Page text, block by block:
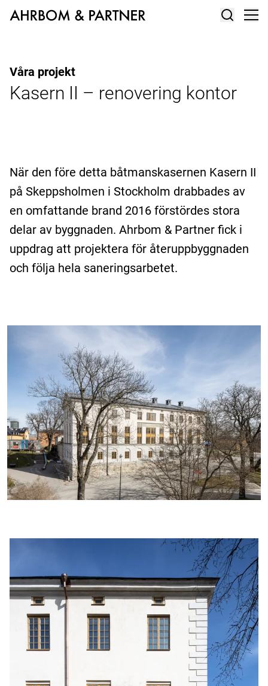
Våra projekt
Kasern II – renovering kontor
När den före detta båtmanskasernen Kasern II
på Skeppsholmen i Stockholm drabbades av
en omfattande brand 2016 förstördes stora
delar av byggnaden. Ahrbom & Partner fick i
uppdrag att projektera för återuppbyggnaden
och följa hela saneringsarbetet.